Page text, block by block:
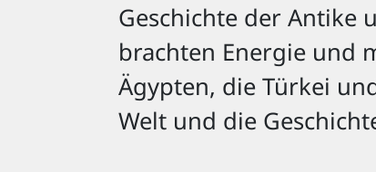
Geschichte der Antike
brachten Energie und
Ägypten, die Türkei
Welt und die